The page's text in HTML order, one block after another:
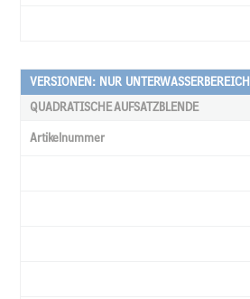
VERSIONEN: NUR UNTERWASSERBEREICH
QUADRATISCHE AUFSATZBLENDE